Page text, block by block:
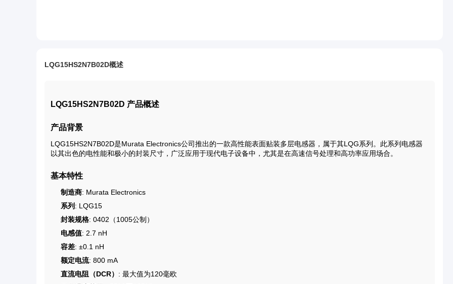
LQG15HS2N7B02D概述
LQG15HS2N7B02D 产品概述
产品背景
LQG15HS2N7B02D是Murata Electronics公司推出的一款高性能表面贴装多层电感器，属于其LQG系列。此系列电感器
以其出色的电性能和极小的封装尺寸，广泛应用于现代电子设备中，尤其是在高速信号处理和高功率应用场合。
基本特性
制造商: Murata Electronics
系列 : LQG15
封装规格: 0402（1005公制）
电感值: 2.7 nH
容差: ±0.1 nH
额定电流: 800 mA
直流电阻（DCR） : 最大值为120毫欧